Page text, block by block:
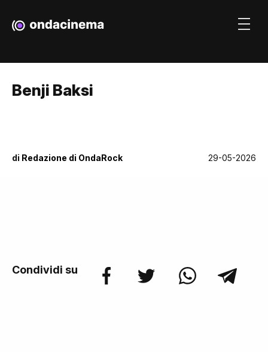
Benji Baksi
di Redazione di OndaRock 29-05-2026
Condividi su